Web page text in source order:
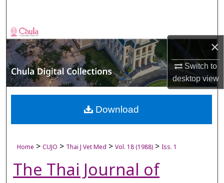
×
Switch to
desktopview
Browse Collections
My Account
About
Digital Commons Network™
Home > CUJO > Thai J Vet Med > Vol. 18 (1988) > Iss. 1
The Thai Journal of
Download